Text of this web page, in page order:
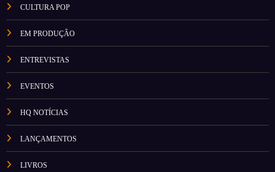
CULTURA POP
EM PRODUÇÃO
ENTREVISTAS
EVENTOS
HQ NOTÍCIAS
LANÇAMENTOS
LIVROS